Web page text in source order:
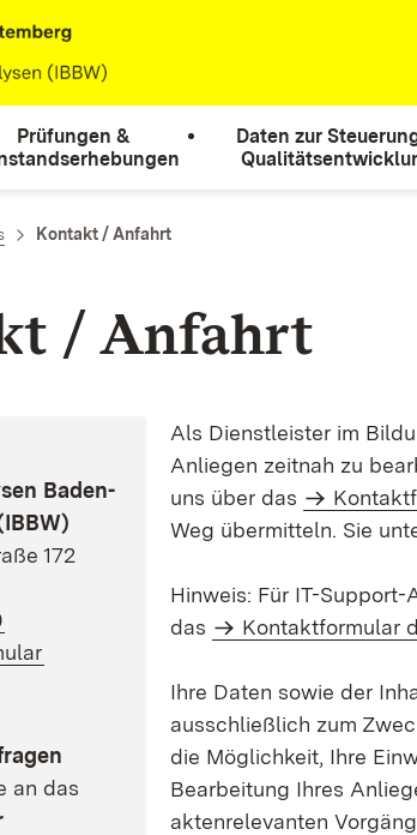
Prüfungen &
Daten zur
Kontakt / Anfahrt
/ Anfahrt
Baden-
172
(Öffnet in neuem Fenster)
an das
Als Dienstleister im
Anliegen zeitnah zu
uns über das
Weg übermitteln. Sie
Hinweis: Für IT-Support-
das
Kontaktformular
Ihre Daten sowie der
ausschließlich zum
die Möglichkeit, Ihre
Bearbeitung Ihres
aktenrelevanten